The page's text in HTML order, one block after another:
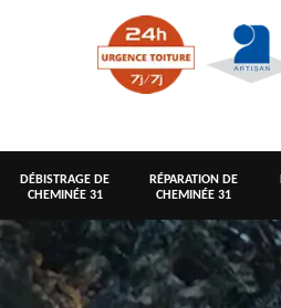
DÉBISTRAGE DE
CHEMINÉE 31
RÉPARATION DE
CHEMINÉE 31